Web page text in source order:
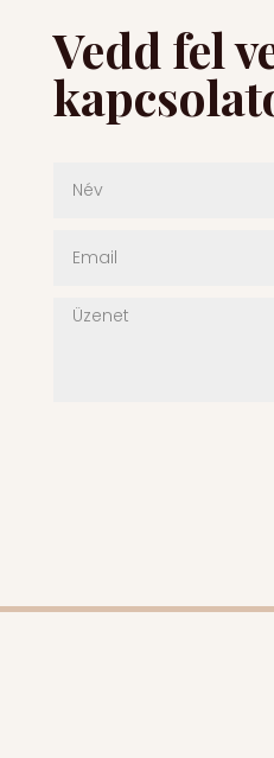
Vedd fel